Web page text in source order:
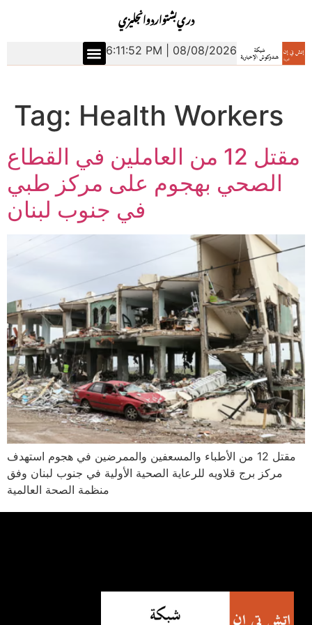
انجليزياردوبشتودري
6:11:53 PM | 08/08/2026
Tag: Health Workers
مقتل 12 من العاملين في القطاع
الصحي بهجوم على مركز طبي
في جنوب لبنان
مقتل 12 من الأطباء والمسعفين والممرضين في هجوم استهدف
مركز برج قلاويه للرعاية الصحية الأولية في جنوب لبنان وفق
منظمة الصحة العالمية